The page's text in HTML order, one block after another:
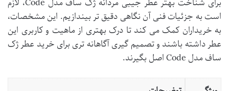
برای شناخت بهتر عطر جیبی مردانه ژک ساف مدل Code، لازم
است به جزئیات فنی آن نگاهی دقیق تر بیندازیم. این مشخصات،
به خریداران کمک می کند تا درک بهتری از ماهیت و کاربری این
عطر داشته باشند و تصمیم گیری آگاهانه تری برای خرید عطر ژک
ساف مدل Code اصل بگیرند.